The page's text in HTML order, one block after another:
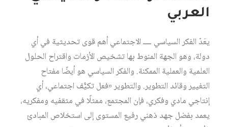
العربي
يعَدّ الفكر السياسي ــــ الاجتماعي أهم قوى تحديثية في أي
دولة، وهو الجهة المنوط بها تشخيص الأزمات واقتراح الحلول
العلمية والعملية الممكنة. والفكر السياسي هو أيضًا مفتاح
التغيير وقائد التطوير. والتطوير «فعل تكيُّف اجتماعي، أي
إنتاجي مادي وفكري، فإن المجتمع، ممثلًا في مثقفيه ومفكريه،
يعمد بفضل جهد ذهني رفيع المستوى إلى استخلاص المبادئ